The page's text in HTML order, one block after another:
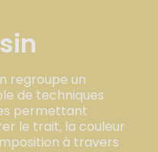
regroupe un
de techniques
permettant
le trait, la couleur
à travers